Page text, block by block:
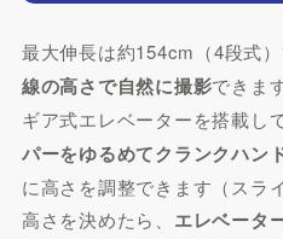
最大伸長は約154cm（4段式
線の高さで自然に撮影できます
ギア式エレベーターを搭載し
パーをゆるめてクランクハン
に高さを調整できます（スラ
高さを決めたら、 エレベータ